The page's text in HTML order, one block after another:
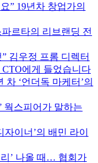
” 19년차 창업가의
르타의 리브랜딩 전
김우정 프롬 디렉터
에게 들었습니다
차 ‘언더독 마케터’의
웍스피어가 말하는
이너’의 배민 라이
’ 나올 때… 협회가